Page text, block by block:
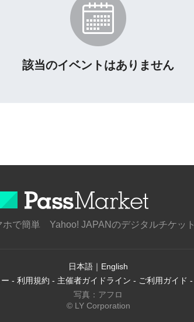
該当のイベントはありません
ホで簡単 Yahoo! JAPANのデジタルチケット
日本語 ｜ English
- 利用規約 - 主催者ガイドライン - ご利用ガイド -
写真：アフロ
© LY Corporation